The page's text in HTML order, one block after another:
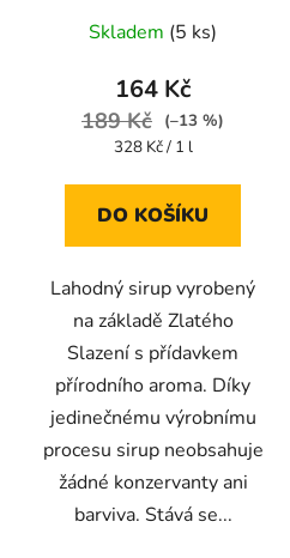
Skladem (5 ks)
164 Kč
189 Kč
(–13 %)
Měrná
328 Kč / 1 l
DO KOŠÍKU
Lahodný sirup vyrobený
na základě Zlatého
Slazení s přídavkem
přírodního aroma. Díky
jedinečnému výrobnímu
procesu sirup neobsahuje
žádné konzervanty ani
barviva. Stává se...